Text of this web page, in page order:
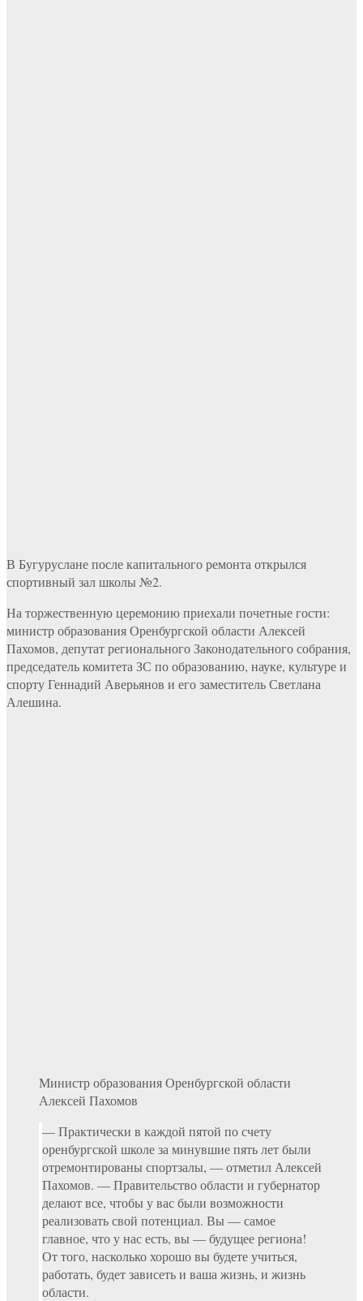
В Бугуруслане после капитального ремонта открылся
спортивный зал школы №2.
На торжественную церемонию приехали почетные гости:
министр образования Оренбургской области Алексей
Пахомов, депутат регионального Законодательного собрания,
председатель комитета ЗС по образованию, науке, культуре и
спорту Геннадий Аверьянов и его заместитель Светлана
Алешина.
Министр образования Оренбургской области
Алексей Пахомов
— Практически в каждой пятой по счету
оренбургской школе за минувшие пять лет были
отремонтированы спортзалы, — отметил Алексей
Пахомов. — Правительство области и губернатор
делают все, чтобы у вас были возможности
реализовать свой потенциал. Вы — самое
главное, что у нас есть, вы — будущее региона!
От того, насколько хорошо вы будете учиться,
работать, будет зависеть и ваша жизнь, и жизнь
области.